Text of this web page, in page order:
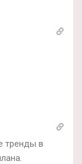
тренды в